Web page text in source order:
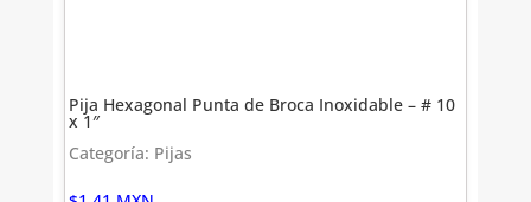
Pija Hexagonal Punta de Broca Inoxidable – # 10
x 1″
Categoría: Pijas